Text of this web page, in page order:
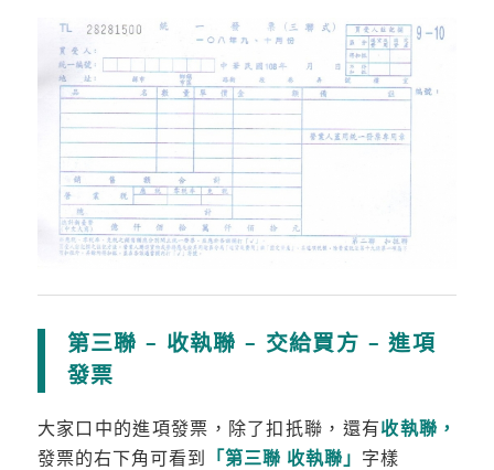
第三聯 – 收執聯 – 交給買方 – 進項
發票
大家口中的進項發票，除了扣扺聯，還有收執聯，
發票的右下角可看到
「第三聯 收執聯」 字樣